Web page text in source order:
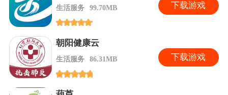
生活服务 99.70MB 下载游戏
朝阳健康云
生活服务 86.31MB 下载游戏